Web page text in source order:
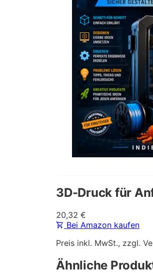
3D-Druck für
20,32 €
Bei Amazon kaufen
Preis inkl. MwSt., zzgl.
Ähnliche